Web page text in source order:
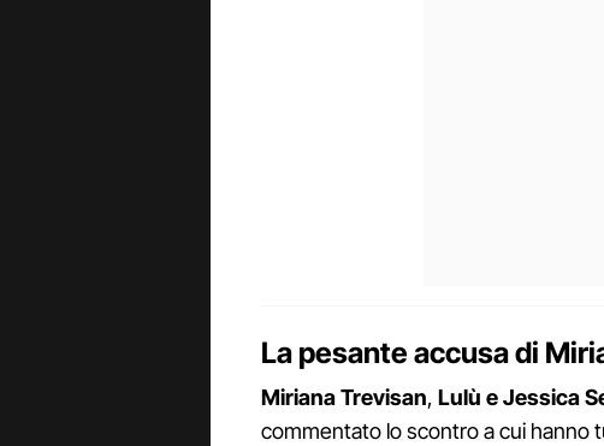
La pesante accusa di
Miriana Trevisan, Lulù e Jessica
commentato lo scontro a cui hanno